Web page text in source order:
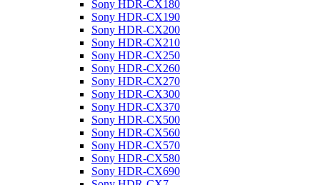
Sony HDR-CX180
Sony HDR-CX190
Sony HDR-CX200
Sony HDR-CX210
Sony HDR-CX250
Sony HDR-CX260
Sony HDR-CX270
Sony HDR-CX300
Sony HDR-CX370
Sony HDR-CX500
Sony HDR-CX560
Sony HDR-CX570
Sony HDR-CX580
Sony HDR-CX690